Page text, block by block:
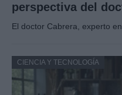
perspectiva del
El doctor Cabrera, experto
CIENCIA Y TECNOLOGÍA